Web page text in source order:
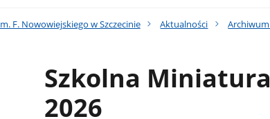
F. Nowowiejskiego w Szczecinie Aktualności
Szkolna
2026